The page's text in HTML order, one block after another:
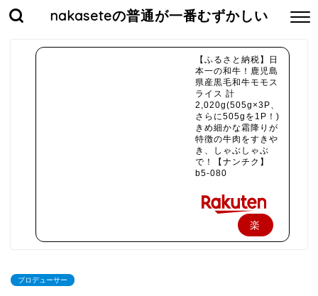
nakaseteの普通が一番むずかしい
【ふるさと納税】日
本一の和牛！鹿児島
県産黒毛和牛モモス
ライス 計
2,020g(505g×3P、
さらに505gを1P！)
きめ細かな霜降りが
特徴の牛肉をすきや
き、しゃぶしゃぶ
で！【ナンチク】
b5-080
楽
プロデューサー